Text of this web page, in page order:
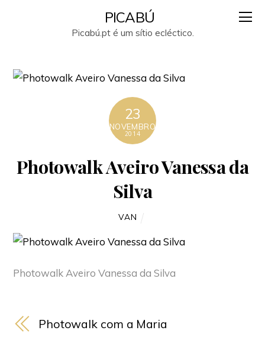
PICABÚ
Picabú.pt é um sítio ecléctico.
23
NOVEMBRO
2014
Photowalk Aveiro Vanessa da
Silva
VAN
Photowalk Aveiro Vanessa da Silva
Photowalk com a Maria